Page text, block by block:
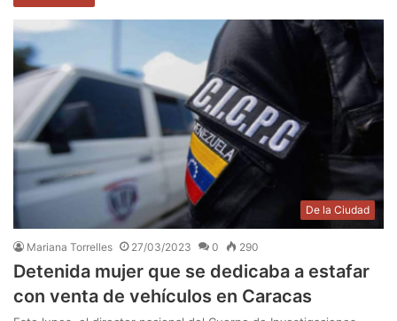
De la Ciudad
Mariana Torrelles 27/03/2023 0 290
Detenida mujer que se dedicaba a estafar
con venta de vehículos en Caracas